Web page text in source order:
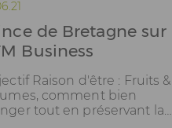
de Bretagne sur
Business
Raison d'être : Fruits &
comment bien
tout en préservant la…